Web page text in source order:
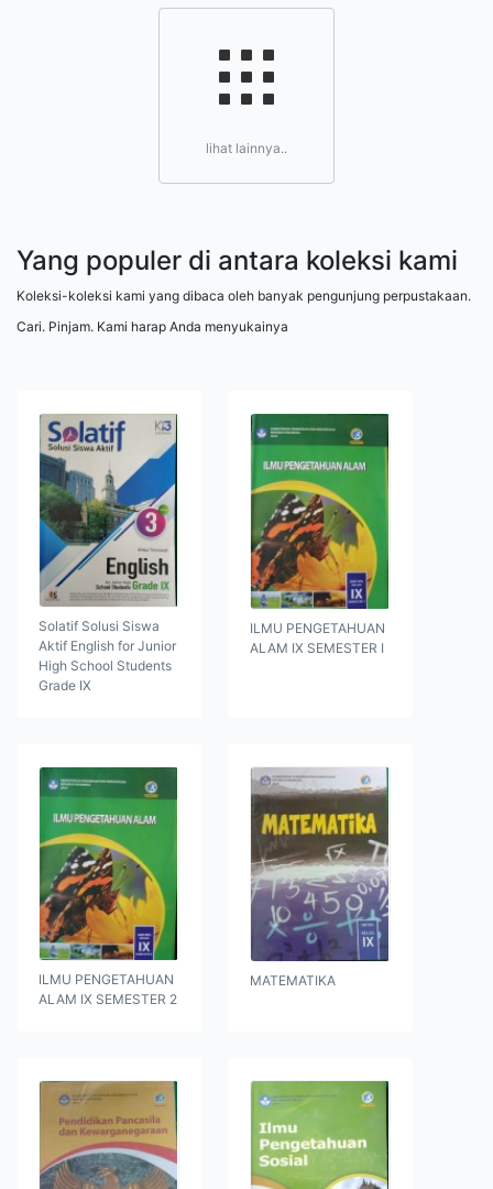
lihat lainnya..
Yang populer di antara koleksi kami
Koleksi-koleksi kami yang dibaca oleh banyak pengunjung perpustakaan.
Cari. Pinjam. Kami harap Anda menyukainya
Solatif Solusi Siswa
Aktif English for Junior
High School Students
Grade IX
ILMU PENGETAHUAN
ALAM IX SEMESTER I
ILMU PENGETAHUAN
ALAM IX SEMESTER 2
MATEMATIKA